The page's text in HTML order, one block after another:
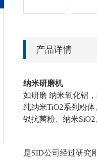
产品详情
纳米研磨机
如研磨 纳米氧化铝
纯纳米TiO2系列粉
银抗菌粉、纳米
是SID公司经过研究